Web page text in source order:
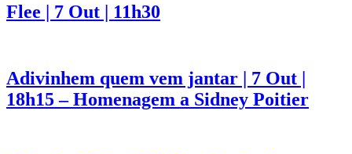
Flee | 7 Out | 11h30
Adivinhem quem vem jantar | 7 Out |
18h15 – Homenagem a Sidney Poitier